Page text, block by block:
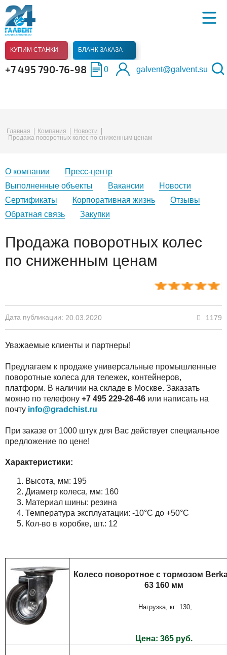
КУПИМ СТАНКИ БЛАНК ЗАКАЗА
+7 495 790‑76-98 0 galvent@galvent.su
Главная Компания
Новости
Продажа поворотных колес по сниженным ценам
О компании
Пресс-центр
Выполненные объекты
Вакансии
Новости
Сертификаты
Корпоративная жизнь
Отзывы
Обратная связь
Закупки
Продажа поворотных колес
по сниженным ценам
Дата публикации: 20.03.2020 1179
Уважаемые клиенты и партнеры!
Предлагаем к продаже универсальные промышленные
поворотные колеса для тележек, контейнеров,
платформ. В наличии на складе в Москве. Заказать
можно по телефону +7 495 229-26-46 или написать на
почту info@gradchist.ru
При заказе от 1000 штук для Вас действует специальное
предложение по цене!
Характеристики:
Высота, мм: 195
Диаметр колеса, мм: 160
Материал шины: резина
Температура эксплуатации: -10°С до +50°С
Кол-во в коробке, шт.: 12
Колесо поворотное с тормозом
63 160 мм
Нагрузка, кг: 130;
Цена: 365 руб.